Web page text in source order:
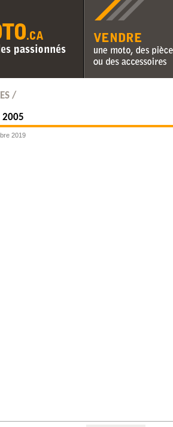
Vendre une moto, des
des accessoires
/
2005
2019